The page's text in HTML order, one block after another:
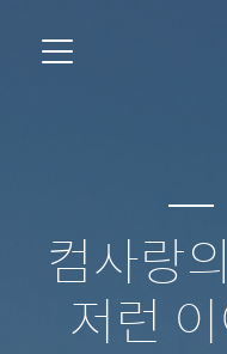
컴사랑
저런 이